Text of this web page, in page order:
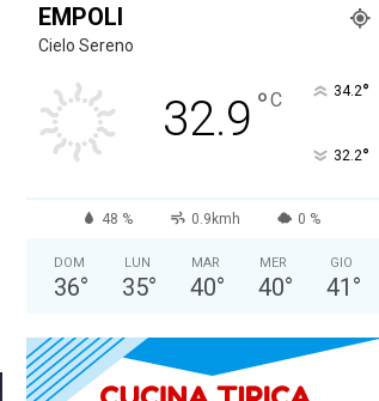
EMPOLI
Cielo Sereno
32.9 °C 34.2°
32.2°
48 % 0.9kmh 0 %
DOM
36°
LUN
35°
MAR
40°
MER
40°
GIO
41 °